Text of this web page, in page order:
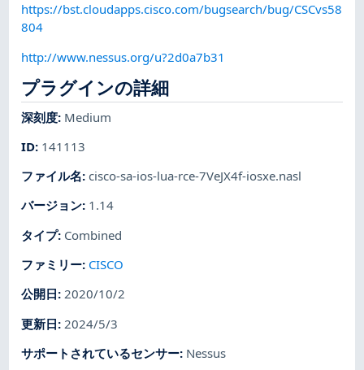
https://bst.cloudapps.cisco.com/bugsearch/bug/CSCvs58
804
http://www.nessus.org/u?2d0a7b31
プラグインの詳細
深刻度: Medium
ID: 141113
ファイル名:cisco-sa-ios-lua-rce-7VeJX4f-iosxe.nasl
バージョン: 1.14
タイプ: Combined
ファミリー: CISCO
公開日:2020/10/2
更新日: 2024/5/3
サポートされているセンサー: Nessus